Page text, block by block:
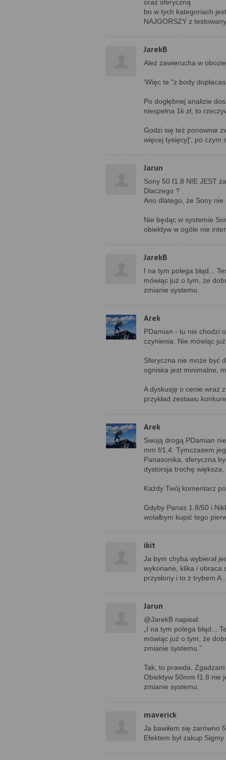
oraz sferyczną
bo w tych kategoriach
NAJGORSZY z
JarekB
Ależ zawierucha w
'Więc te "z body
Po dogłębnej analizie
niespełna 1k zł, to
Godzi się też ponownie
więcej tysięcy]', po czym
Jarun
Sony 50 f1.8 NIE JEST
Dlaczego ?
Ano dlatego, że Sony
Nie będąc w systemie
obiektyw w ogóle nie
JarekB
I na tym polega błąd...
mówiąc już o tym, że
zmianie systemu.
Arek
PDamian - tu nie chodzi
czynienia. Nie mówiąc
Sferyczna nie może być
ogniska jest minimalne,
A dyskusję o cenie wraz
przykład zestawu
Arek
Swoją drogą PDamian
mm f/1.4. Tymczasem
Panasonika, sferyczna
dystorsja trochę
Każdy Twój komentarz
Gdyby Panas 1.8/50 i
wolałbym kupić tego
ikit
Ja bym chyba wybierał
wykonane, klika i obraca
przysłony i to z trybem
Jarun
@JarekB napisał:
„I na tym polega błąd...
mówiąc już o tym, że
zmianie systemu.”
Tak, to prawda.
Obiektyw 50mm f1.8 nie
zmianie systemu.
maverick
Ja bawiłem się zarówno
Efektem był zakup